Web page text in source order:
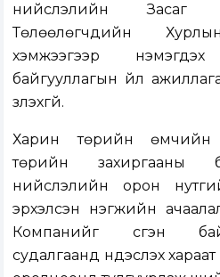
нийслэлийн Засаг
Төлөөлөгчдийн
хэмжээгээр
байгууллагын үйл
үзүүлэхгүй.
Харин төрийн өмчийн
төрийн захиргааны
нийслэлийн орон
эрхэлсэн нэгжийн
Компанийг үүсгэн
судалгаанд үндэслэх